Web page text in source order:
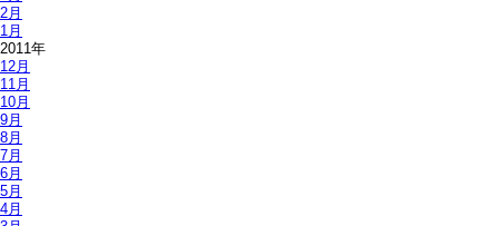
2月
1月
2011年
12月
11月
10月
9月
8月
7月
6月
5月
4月